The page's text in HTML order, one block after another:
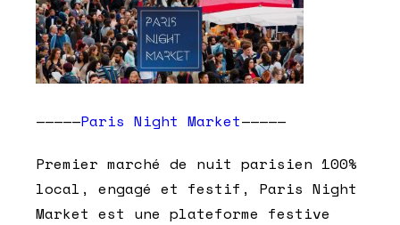
—————Paris Night Market—————
Premier marché de nuit parisien 100%
local, engagé et festif, Paris Night
Market est une plateforme festive